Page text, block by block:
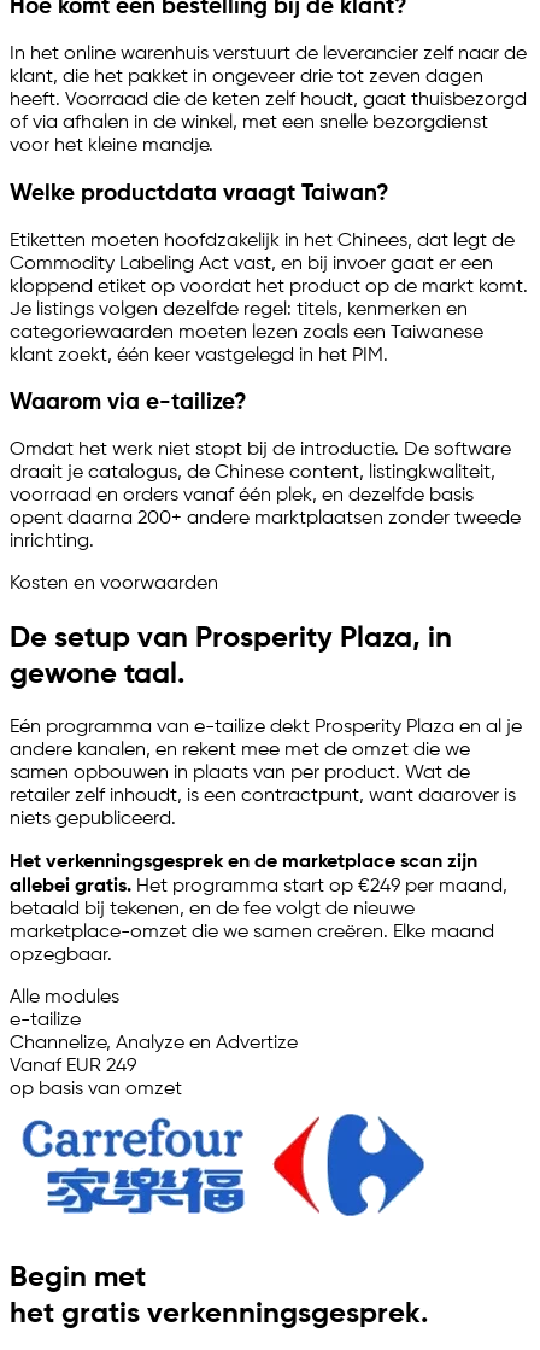
Hoe komt een bestelling bij de klant?
In het online warenhuis verstuurt de leverancier zelf naar de
klant, die het pakket in ongeveer drie tot zeven dagen
heeft. Voorraad die de keten zelf houdt, gaat thuisbezorgd
of via afhalen in de winkel, met een snelle bezorgdienst
voor het kleine mandje.
Welke productdata vraagt Taiwan?
Etiketten moeten hoofdzakelijk in het Chinees, dat legt de
Commodity Labeling Act vast, en bij invoer gaat er een
kloppend etiket op voordat het product op de markt komt.
Je listings volgen dezelfde regel: titels, kenmerken en
categoriewaarden moeten lezen zoals een Taiwanese
klant zoekt, één keer vastgelegd in het PIM.
Waarom via e-tailize?
Omdat het werk niet stopt bij de introductie. De software
draait je catalogus, de Chinese content, listingkwaliteit,
voorraad en orders vanaf één plek, en dezelfde basis
opent daarna 200+ andere marktplaatsen zonder tweede
inrichting.
Kosten en voorwaarden
De setup van Prosperity Plaza, in
gewone taal.
Eén programma van e-tailize dekt Prosperity Plaza en al je
andere kanalen, en rekent mee met de omzet die we
samen opbouwen in plaats van per product. Wat de
retailer zelf inhoudt, is een contractpunt, want daarover is
niets gepubliceerd.
Het verkenningsgesprek en de marketplace scan zijn
allebei gratis. Het programma start op €249 per maand,
betaald bij tekenen, en de fee volgt de nieuwe
marketplace-omzet die we samen creëren. Elke maand
opzegbaar.
Alle modules
e-tailize
Channelize, Analyze en Advertize
Vanaf EUR 249
op basis van omzet
Begin met
het gratis verkenningsgesprek.